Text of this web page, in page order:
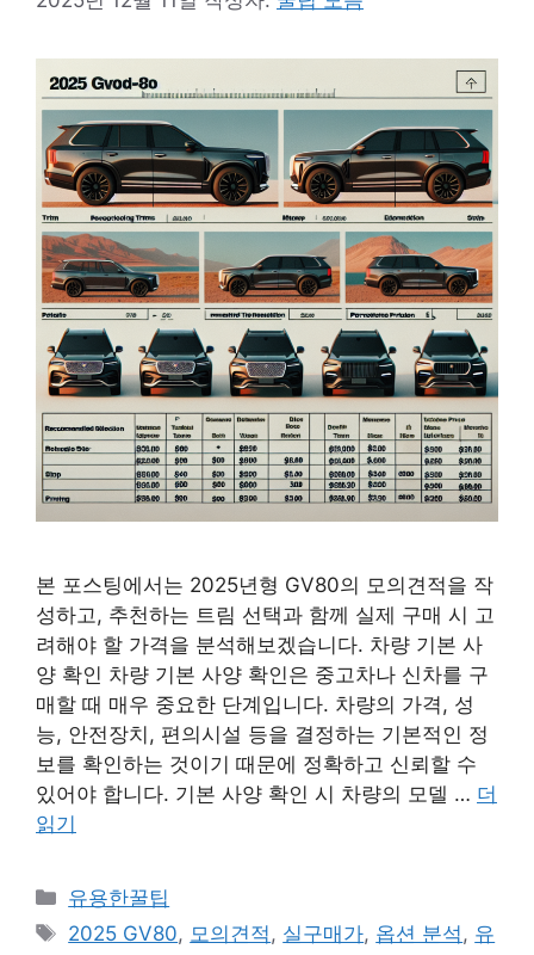
본 포스팅에서는 2025년형 GV80의 모의견적을 작
성하고, 추천하는 트림 선택과 함께 실제 구매 시 고
려해야 할 가격을 분석해보겠습니다. 차량 기본 사
양 확인 차량 기본 사양 확인은 중고차나 신차를 구
매할 때 매우 중요한 단계입니다. 차량의 가격, 성
능, 안전장치, 편의시설 등을 결정하는 기본적인 정
보를 확인하는 것이기 때문에 정확하고 신뢰할 수
있어야 합니다. 기본 사양 확인 시 차량의 모델 … 더
읽기
카
테
유용한꿀팁
태
2025 GV80, 모의견적, 실구매가, 옵션 분석, 유